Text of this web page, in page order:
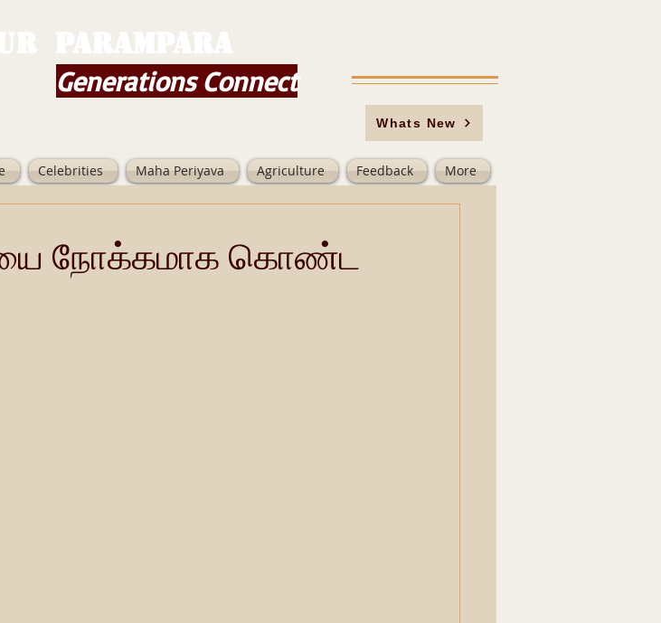
Generations Connect
Whats New
Celebrities Maha Periyava Agriculture Feedback More
நோக்கமாக கொண்ட